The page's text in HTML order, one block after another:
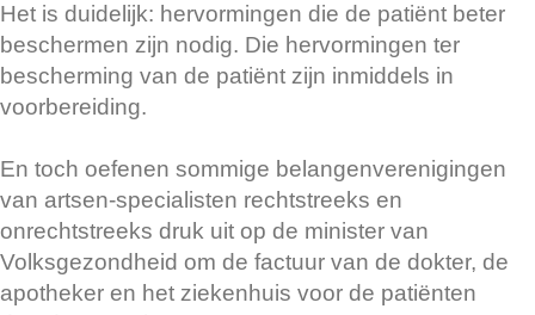
Het is duidelijk: hervormingen die de patiënt beter
beschermen zijn nodig. Die hervormingen ter
bescherming van de patiënt zijn inmiddels in
voorbereiding.
En toch oefenen sommige belangenverenigingen
van artsen-specialisten rechtstreeks en
onrechtstreeks druk uit op de minister van
Volksgezondheid om de factuur van de dokter, de
apotheker en het ziekenhuis voor de patiënten